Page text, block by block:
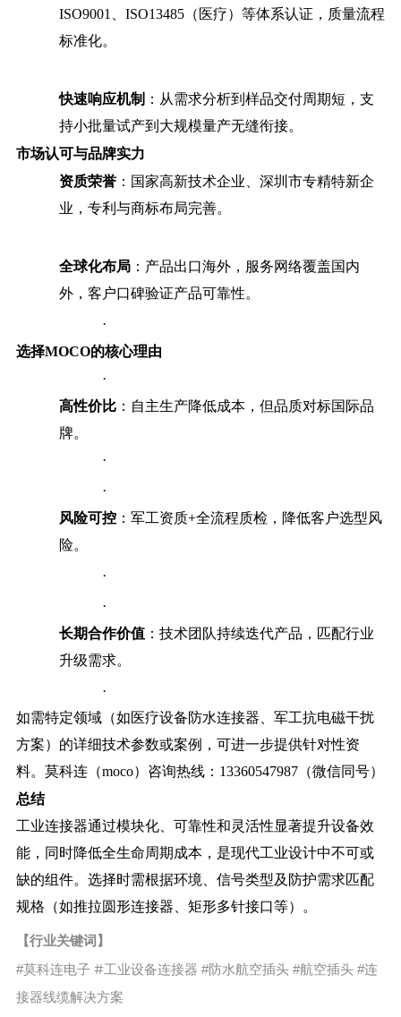
ISO9001、ISO13485（医疗）等体系认证，质量流程
标准化。
快速响应机制 ：从需求分析到样品交付周期短，支
持小批量试产到大规模量产无缝衔接。
市场认可与品牌实力
资质荣誉：国家高新技术企业、深圳市专精特新企
业，专利与商标布局完善。
全球化布局：产品出口海外，服务网络覆盖国内
外，客户口碑验证产品可靠性。
·
选择MOCO的核心理由
·
高性价比：自主生产降低成本，但品质对标国际品
牌。
·
·
风险可控：军工资质+全流程质检，降低客户选型风
险。
·
·
长期合作价值：技术团队持续迭代产品，匹配行业
升级需求。
·
如需特定领域（如医疗设备防水连接器、军工抗电磁干扰
方案）的详细技术参数或案例，可进一步提供针对性资
料。莫科连（moco）咨询热线：13360547987（微信同号）
总结
工业连接器通过模块化、可靠性和灵活性显著提升设备效
能，同时降低全生命周期成本，是现代工业设计中不可或
缺的组件。选择时需根据环境、信号类型及防护需求匹配
规格（如推拉圆形连接器、矩形多针接口等）。
【行业关键词】
#莫科连电子 #工业设备连接器 #防水航空插头#航空插头#连
接器线缆解决方案